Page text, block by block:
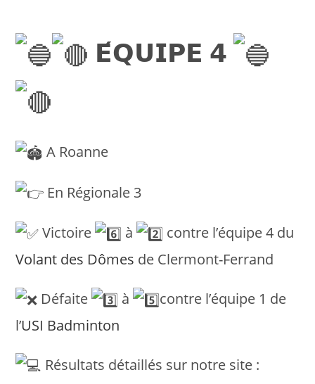
𝗘́𝗤𝗨𝗜𝗣𝗘 𝟰
A Roanne
En Régionale 3
Victoire à
contre l’équipe 4 du
Volant des Dômes de Clermont-Ferrand
Défaite à
contre l’équipe 1 de
l’USI Badminton
Résultats détaillés sur notre site :